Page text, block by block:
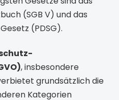
(SGB V) und das
(PDSG).
, insbesondere
grundsätzlich die
Kategorien